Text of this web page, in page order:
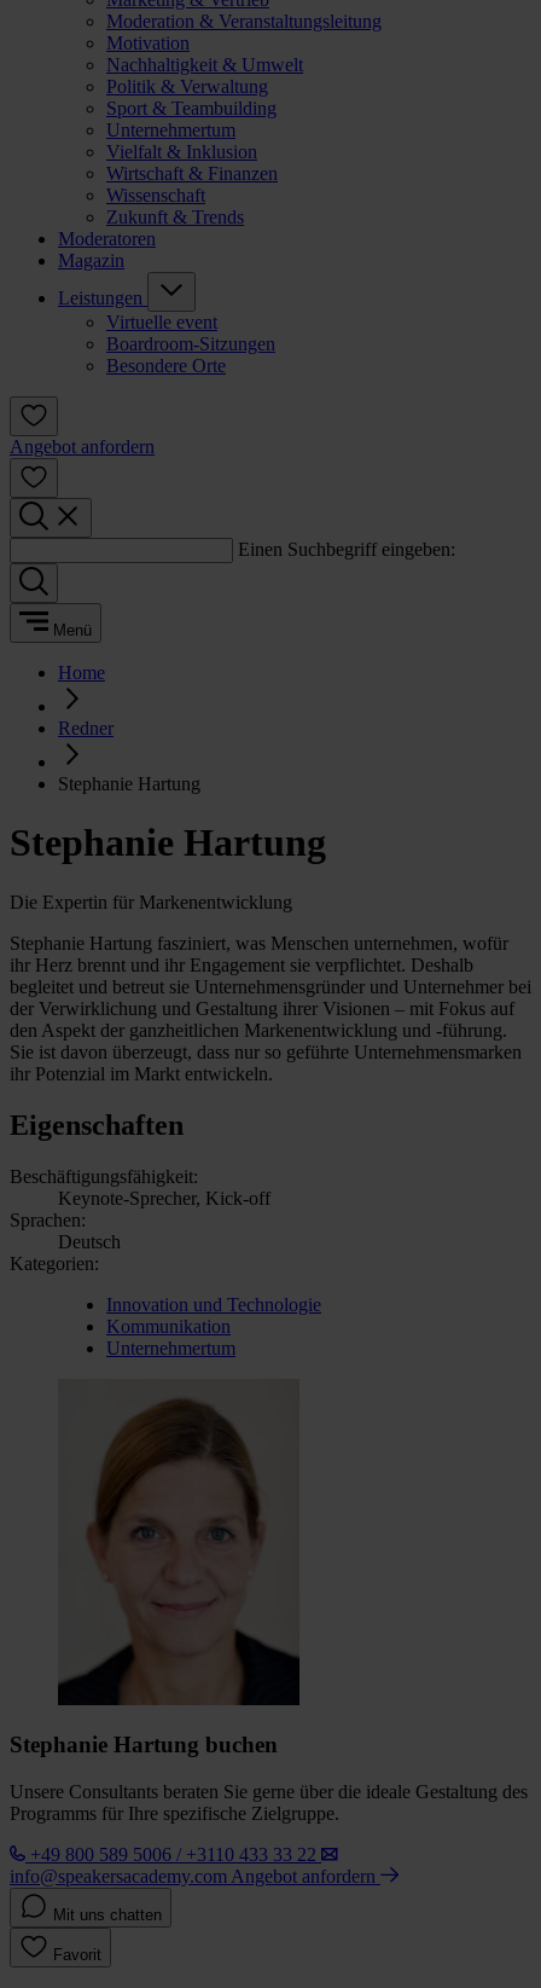
Moderation & Veranstaltungsleitung
Motivation
Nachhaltigkeit & Umwelt
Politik & Verwaltung
Sport & Teambuilding
Unternehmertum
Vielfalt & Inklusion
Wirtschaft & Finanzen
Wissenschaft
Zukunft & Trends
Moderatoren
Magazin
Leistungen
Virtuelle event
Boardroom-Sitzungen
Besondere Orte
Angebot anfordern
Einen Suchbegriff eingeben:
Menü
Home
Redner
Stephanie Hartung
Stephanie Hartung
Die Expertin für Markenentwicklung
Stephanie Hartung fasziniert, was Menschen unternehmen, wofür
ihr Herz brennt und ihr Engagement sie verpflichtet. Deshalb
begleitet und betreut sie Unternehmensgründer und Unternehmer bei
der Verwirklichung und Gestaltung ihrer Visionen – mit Fokus auf
den Aspekt der ganzheitlichen Markenentwicklung und -führung.
Sie ist davon überzeugt, dass nur so geführte Unternehmensmarken
ihr Potenzial im Markt entwickeln.
Eigenschaften
Beschäftigungsfähigkeit:
Keynote-Sprecher, Kick-off
Sprachen:
Deutsch
Kategorien:
Innovation und Technologie
Kommunikation
Unternehmertum
Stephanie Hartung buchen
Unsere Consultants beraten Sie gerne über die ideale Gestaltung des
Programms für Ihre spezifische Zielgruppe.
+49 800 589 5006 / +3110 433 33 22
info@speakersacademy.com Angebot anfordern
Mit uns chatten
Favorit